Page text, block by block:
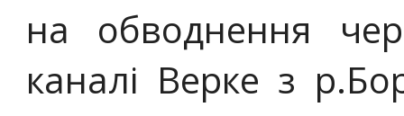
на обводнення
каналі Верке з